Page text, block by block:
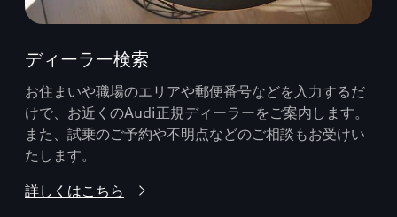
ディーラー検索
お住まいや職場のエリアや郵便番号などを入力するだ
けで、お近くのAudi正規ディーラーをご案内します。
また、試乗のご予約や不明点などのご相談もお受けい
たします。
詳しくはこちら